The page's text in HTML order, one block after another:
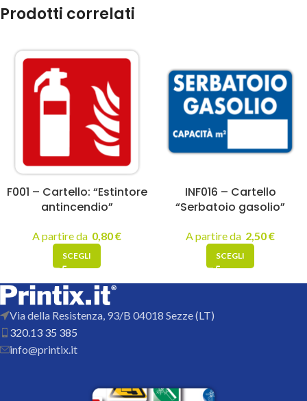
Prodotti correlati
F001 – Cartello: “Estintore
antincendio”
A partire da 0,80€
SCEGLI
INF016 – Cartello
“Serbatoio gasolio”
A partire da 2,50€
SCEGLI
Via della Resistenza, 93/B 04018 Sezze (LT)
320.13 35 385
info@printix.it